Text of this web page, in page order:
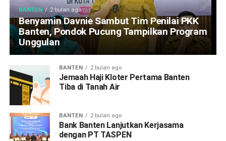
BANTEN 2 bulan ago
Benyamin Davnie Sambut Tim Penilai PKK
Banten, Pondok Pucung Tampilkan Program
Unggulan
BANTEN 2 bulan ago
Jemaah Haji Kloter Pertama Banten
Tiba di Tanah Air
BANTEN 2 bulan ago
Bank Banten Lanjutkan Kerjasama
dengan PT TASPEN